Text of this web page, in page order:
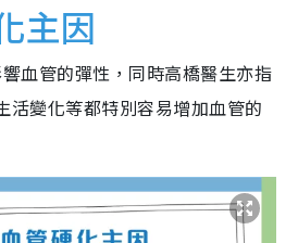
主因
血管的彈性，同時高橋醫生亦指
活變化等都特別容易增加血管的